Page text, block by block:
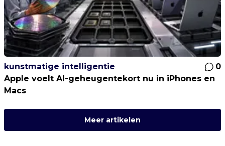
kunstmatige intelligentie
0
Apple voelt AI-geheugentekort nu in iPhones en
Macs
Meer artikelen